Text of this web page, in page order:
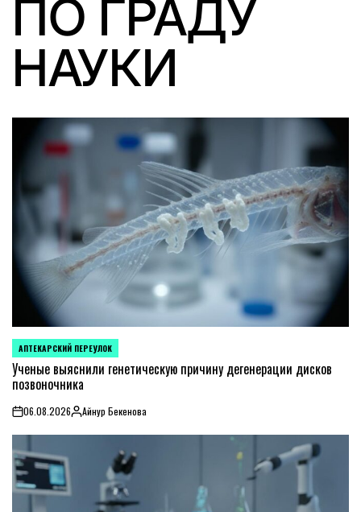
ПО ГРАДУ
НАУКИ
POSTED
IN
АПТЕКАРСКИЙ ПЕРЕУЛОК
Ученые выяснили генетическую причину дегенерации дисков
позвоночника
on06.08.2026PostedАйнур Бекенова